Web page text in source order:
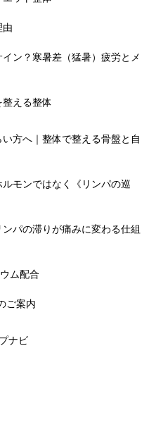
由
ン？寒暑差（猛暑）疲労とメ
える整体
方へ｜整体で整える骨盤と自
モンではなく《リンパの巡
パの滞りが痛みに変わる仕組
ム配合
ご案内
ナビ